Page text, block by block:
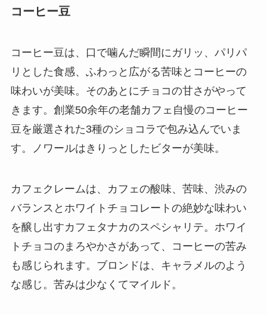
コーヒー豆
コーヒー豆は、口で噛んだ瞬間にガリッ、パリパ
リとした食感、ふわっと広がる苦味とコーヒーの
味わいが美味。そのあとにチョコの甘さがやって
きます。創業50余年の老舗カフェ自慢のコーヒー
豆を厳選された3種のショコラで包み込んでいま
す。ノワールはきりっとしたビターが美味。
カフェクレームは、カフェの酸味、苦味、渋みの
バランスとホワイトチョコレートの絶妙な味わい
を醸し出すカフェタナカのスペシャリテ。ホワイ
トチョコのまろやかさがあって、コーヒーの苦み
も感じられます。ブロンドは、キャラメルのよう
な感じ。苦みは少なくてマイルド。